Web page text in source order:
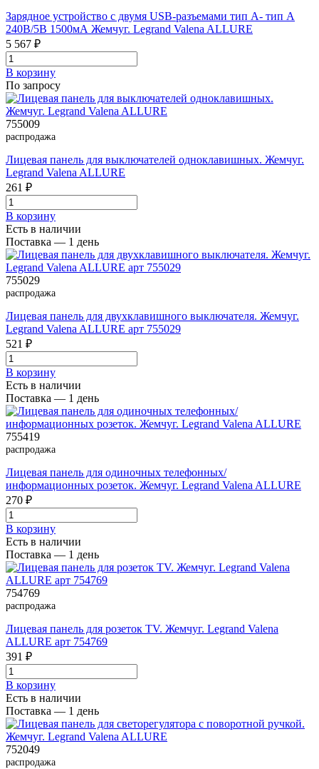
Зарядное устройство с двумя USB-разъемами тип А- тип А
240В/5В 1500мА Жемчуг. Legrand Valena ALLURE
5 567 ₽
В корзинy
По запросу
755009
распродажа
Лицевая панель для выключателей одноклавишных. Жемчуг.
Legrand Valena ALLURE
261 ₽
В корзинy
Есть в наличии
Поставка — 1 день
755029
распродажа
Лицевая панель для двухклавишного выключателя. Жемчуг.
Legrand Valena ALLURE арт 755029
521 ₽
В корзинy
Есть в наличии
Поставка — 1 день
755419
распродажа
Лицевая панель для одиночных телефонных/
информационных розеток. Жемчуг. Legrand Valena ALLURE
270 ₽
В корзинy
Есть в наличии
Поставка — 1 день
754769
распродажа
Лицевая панель для розеток ТV. Жемчуг. Legrand Valena
ALLURE арт 754769
391 ₽
В корзинy
Есть в наличии
Поставка — 1 день
752049
распродажа